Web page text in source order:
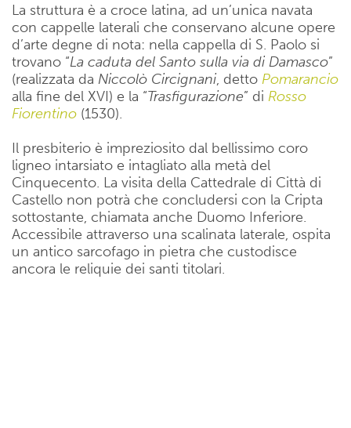
La struttura è a croce latina, ad un’unica navata
con cappelle laterali che conservano alcune opere
d’arte degne di nota: nella cappella di S. Paolo si
trovano “La caduta del Santo sulla via di Damasco”
(realizzata da Niccolò Circignani, detto Pomarancio
alla fine del XVI) e la “Trasfigurazione” di Rosso
Fiorentino (1530).
Il presbiterio è impreziosito dal bellissimo coro
ligneo intarsiato e intagliato alla metà del
Cinquecento. La visita della Cattedrale di Città di
Castello non potrà che concludersi con la Cripta
sottostante, chiamata anche Duomo Inferiore.
Accessibile attraverso una scalinata laterale, ospita
un antico sarcofago in pietra che custodisce
ancora le reliquie dei santi titolari.